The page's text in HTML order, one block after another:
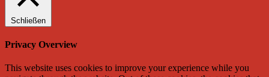
Schließen
Privacy Overview
This website uses cookies to improve your experience while you